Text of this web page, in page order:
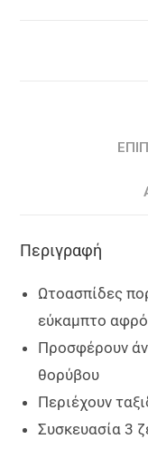
Περιγραφή
Ωτοασπίδες
εύκαμπτο αφρό
Προσφέρουν
θορύβου
Περιέχουν
Συσκευασία 3